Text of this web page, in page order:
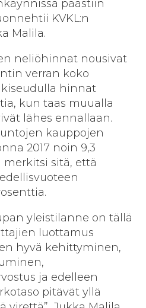
päästiin
KVKL:n
Malila.
neliöhinnat nousivat
verran koko
hinnat
kun taas muualla
lähes ennallaan.
kauppojen
2017 noin 9,3
merkitsi sitä, että
yleistilanne on tällä
luottamus
hyvä kehittyminen,
ja edelleen
pitävät yllä